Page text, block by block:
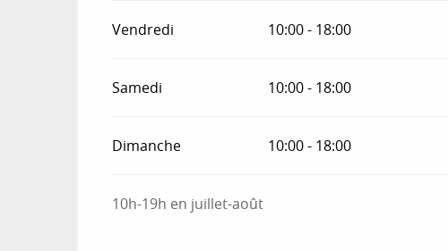
Vendredi
10:00 - 18:00
Samedi 10:00 - 18:00
Dimanche 10:00 - 18:00
10h-19h en juillet-août